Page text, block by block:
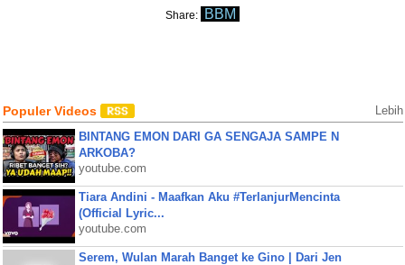
Share: BBM
Populer Videos Lebih
BINTANG EMON DARI GA SENGAJA SAMPE N
ARKOBA?
youtube.com
Tiara Andini - Maafkan Aku #TerlanjurMencinta
(Official Lyric...
youtube.com
Serem, Wulan Marah Banget ke Gino | Dari Jen